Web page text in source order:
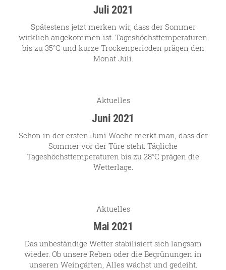
Online Shop
Bezugsquellen
Newsletter
Datenschutz
Kontakt
Juli 2021
Spätestens jetzt merken wir, dass der Sommer
wirklich angekommen ist. Tageshöchsttemperaturen
bis zu 35°C und kurze Trockenperioden prägen den
Monat Juli.
Aktuelles
Juni 2021
Schon in der ersten Juni Woche merkt man, dass der
Sommer vor der Türe steht. Tägliche
Tageshöchsttemperaturen bis zu 28°C prägen die
Wetterlage.
Aktuelles
Mai 2021
Das unbeständige Wetter stabilisiert sich langsam
wieder. Ob unsere Reben oder die Begrünungen in
unseren Weingärten, Alles wächst und gedeiht.